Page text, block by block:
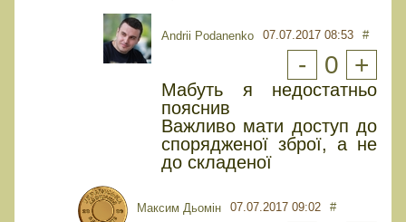
Andrii Podanenko 07.07.2017 08:53 #
- 0 +
Мабуть я недостатньо
пояснив
Важливо мати доступ до
спорядженої зброї, а не
до складеної
Максим Дьомін 07.07.2017 09:02 #